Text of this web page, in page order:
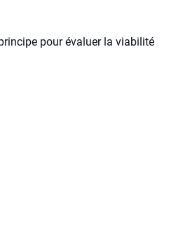
pour évaluer la viabilité